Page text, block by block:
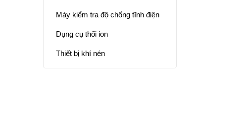
Máy kiểm tra độ chống tĩnh điện
Dụng cụ thổi ion
Thiết bị khí nén